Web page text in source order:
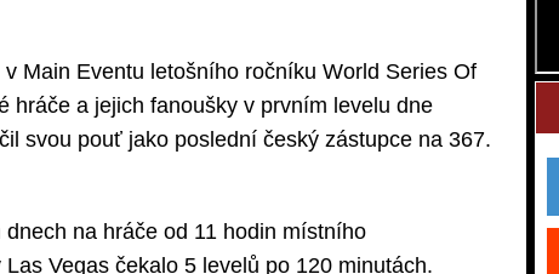
Main Eventu letošního ročníku World Series Of
hráče a jejich fanoušky v prvním levelu dne
svou pouť jako poslední český zástupce na 367.
na hráče od 11 hodin místního
Vegas čekalo 5 levelů po 120 minutách.